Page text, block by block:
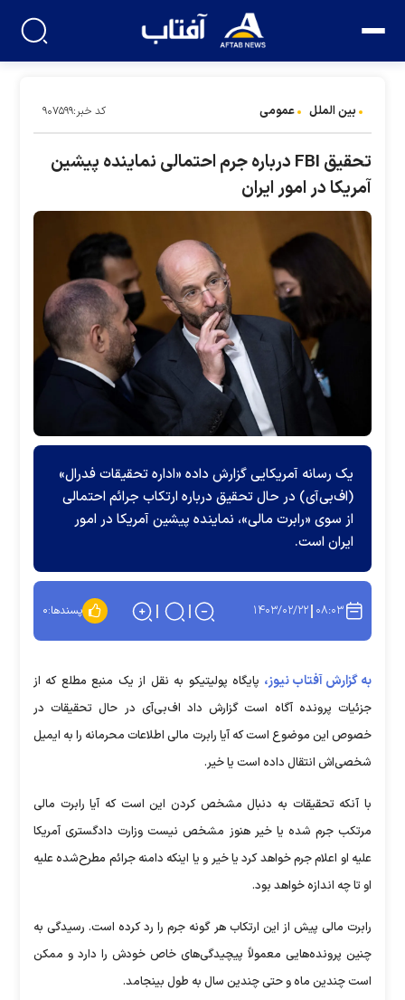
بین الملل عمومی کد خبر:۹۰۷۵۹۹
تحقیق FBI درباره جرم احتمالی نماینده پیشین
آمریکا در امور ایران
یک رسانه آمریکایی گزارش داده «اداره تحقیقات فدرال»
(اف‌بی‌آی) در حال تحقیق درباره ارتکاب جرائم احتمالی
از سوی «رابرت مالی»، نماینده پیشین آمریکا در امور
ایران است.
۰۸:۰۳ ۱۴۰۳/۰۲/۲۲ پسندها:۰
به گزارش آفتاب نیوز، پایگاه پولیتیکو به نقل از یک منبع مطلع که از
جزئیات پرونده آگاه است گزارش داد اف‌بی‌آی در حال تحقیقات در
خصوص این موضوع است که آیا رابرت مالی اطلاعات محرمانه را به ایمیل
شخصی‌اش انتقال داده است یا خیر.
با آنکه تحقیقات به دنبال مشخص کردن این است که آیا رابرت مالی
مرتکب جرم شده یا خیر هنوز مشخص نیست وزارت دادگستری آمریکا
علیه او اعلام جرم خواهد کرد یا خیر و یا اینکه دامنه جرائم مطرح‌شده علیه
او تا چه اندازه خواهد بود.
رابرت مالی پیش از این ارتکاب هر گونه جرم را رد کرده است. رسیدگی به
چنین پرونده‌هایی معمولاً پیچیدگی‌های خاص خودش را دارد و ممکن
است چندین ماه و حتی چندین سال به طول بینجامد.